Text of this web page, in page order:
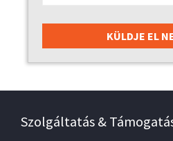
Szolgáltatás &